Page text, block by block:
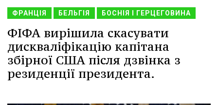
ФРАНЦІЯ БЕЛЬГІЯ БОСНІЯ І ГЕРЦЕГОВИНА
ФІФА вирішила скасувати
дискваліфікацію капітана
збірної США після дзвінка з
резиденції президента.